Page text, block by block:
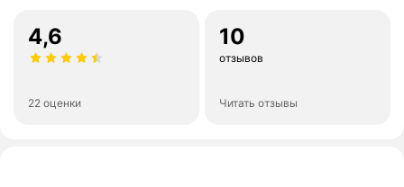
4,6
22 оценки
10
отзывов
Читать отзывы